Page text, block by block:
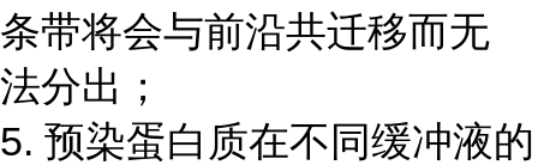
条带将会与前沿共迁移而无
法分出；
5. 预染蛋白质在不同缓冲液的